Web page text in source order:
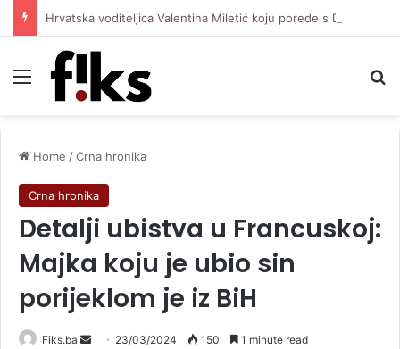
Menu
Home /Crna hronika
Crna hronika
Detalji ubistva u Francuskoj:
Majka koju je ubio sin
porijeklom je iz BiH
Fiks.ba
Send 23/03/2024 150 1 minute read